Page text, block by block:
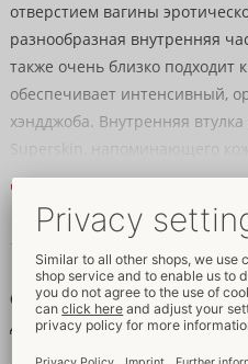
отверстием вагины
разнообразная внутренняя
также очень близко подходит
обеспечивает интенсивный,
хэндджоба. Внутренняя
Superskin, напоминающего
Николь рядом с отверстием и
мастурбатора для очистки.
Общая длина/глубина
эластичный.
Real Feel Super Skin®, ABS.
Читать далее
Данные и
Свойства
Для мужчин